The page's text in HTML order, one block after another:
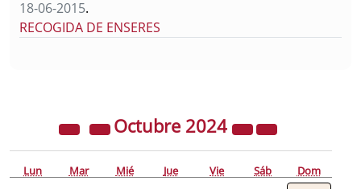
18-06-2015.
RECOGIDA DE ENSERES
Octubre 2024
Lun Mar Mié Jue Vie Sáb Dom